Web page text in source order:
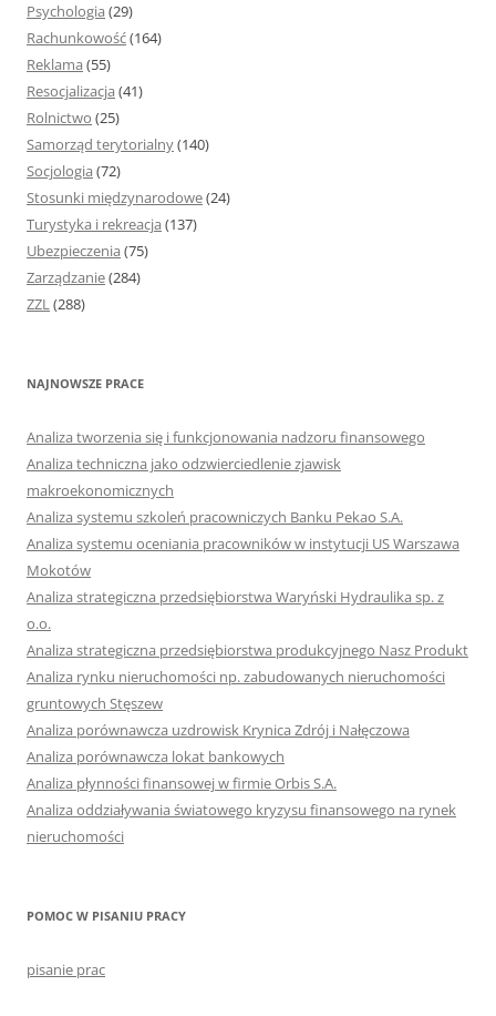
Psychologia (29)
Rachunkowość(164)
Reklama (55)
Resocjalizacja (41)
Rolnictwo (25)
Samorząd terytorialny(140)
Socjologia (72)
Stosunki międzynarodowe(24)
Turystyka i rekreacja (137)
Ubezpieczenia (75)
Zarządzanie(284)
ZZL(288)
NAJNOWSZE PRACE
Analiza tworzenia się i funkcjonowania nadzoru finansowego
Analiza techniczna jako odzwierciedlenie zjawisk
makroekonomicznych
Analiza systemu szkoleń pracowniczych Banku Pekao S.A.
Analiza systemu oceniania pracowników w instytucji US Warszawa
Mokotów
Analiza strategiczna przedsiębiorstwa Waryński Hydraulika sp. z
o.o.
Analiza strategiczna przedsiębiorstwa produkcyjnego Nasz Produkt
Analiza rynku nieruchomości np. zabudowanych nieruchomości
gruntowych Stęszew
Analiza porównawcza uzdrowisk Krynica Zdrój i Nałęczowa
Analiza porównawcza lokat bankowych
Analiza płynności finansowej w firmie Orbis S.A.
Analiza oddziaływania światowego kryzysu finansowego na rynek
nieruchomości
POMOC W PISANIU PRACY
pisanie prac